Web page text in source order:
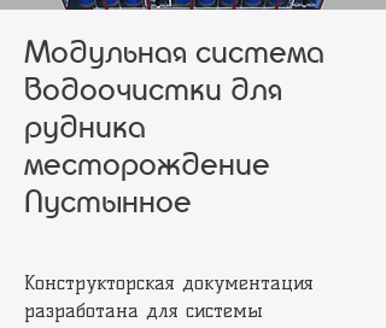
Модульная система
водоочистки для
рудника
месторождение
Пустынное
Конструкторская документация
разработана для системы